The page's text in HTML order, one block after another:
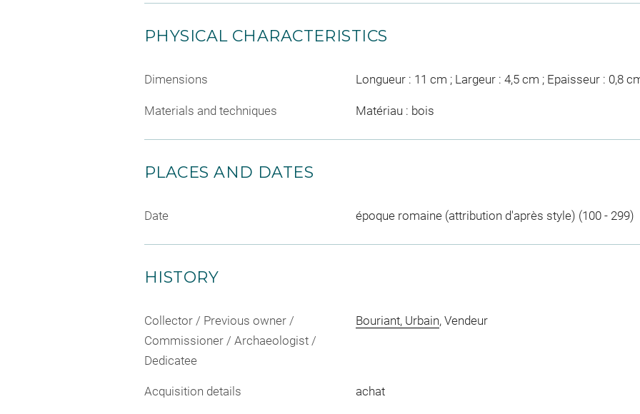
PHYSICAL CHARACTERISTICS
Dimensions Longueur : 11 cm ; Largeur : 4,5 cm ; Epaisseur : 0,8
Materials and techniques Matériau : bois
PLACES AND DATES
Date époque romaine (attribution d'après style) (100 - 299)
HISTORY
Collector / Previous owner /
Commissioner / Archaeologist /
Dedicatee
Bouriant, Urbain, Vendeur
Acquisition details achat